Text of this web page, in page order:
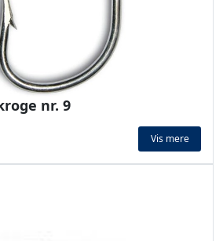
nr. 9
Vis mere